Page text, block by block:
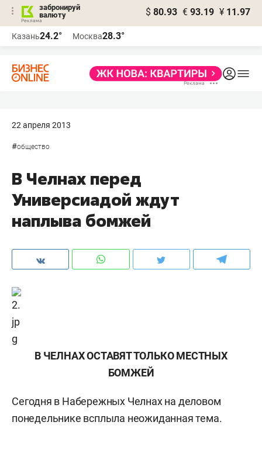
забронируй
валюту
$ 80.93 € 93.19 ¥ 11.97
Казань24.2° Москва28.3°
22 апреля 2013
#общество
В Челнах перед
Универсиадой ждут
наплыва бомжей
В ЧЕЛНАХ ОСТАВЯТ ТОЛЬКО МЕСТНЫХ
БОМЖЕЙ
Сегодня в Набережных Челнах на деловом
понедельнике всплыла неожиданная тема.